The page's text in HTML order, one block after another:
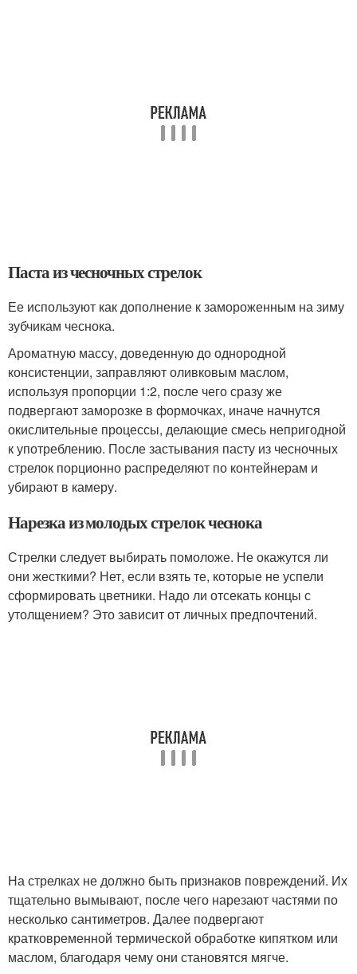
Паста из чесночных стрелок
Ее используют как дополнение к замороженным на зиму
зубчикам чеснока.
Ароматную массу, доведенную до однородной
консистенции, заправляют оливковым маслом,
используя пропорции 1:2, после чего сразу же
подвергают заморозке в формочках, иначе начнутся
окислительные процессы, делающие смесь непригодной
к употреблению. После застывания пасту из чесночных
стрелок порционно распределяют по контейнерам и
убирают в камеру.
Нарезка из молодых стрелок чеснока
Стрелки следует выбирать помоложе. Не окажутся ли
они жесткими? Нет, если взять те, которые не успели
сформировать цветники. Надо ли отсекать концы с
утолщением? Это зависит от личных предпочтений.
На стрелках не должно быть признаков повреждений. Их
тщательно вымывают, после чего нарезают частями по
несколько сантиметров. Далее подвергают
кратковременной термической обработке кипятком или
маслом, благодаря чему они становятся мягче.